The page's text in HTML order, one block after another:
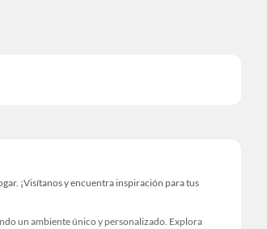
¡Visítanos y encuentra inspiración para tus
un ambiente único y personalizado. Explora